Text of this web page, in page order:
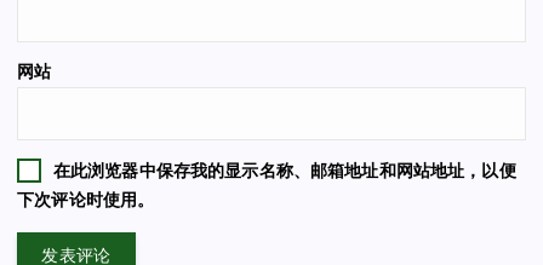
网站
在此浏览器中保存我的显示名称、邮箱地址和网站地址，以便
下次评论时使用。